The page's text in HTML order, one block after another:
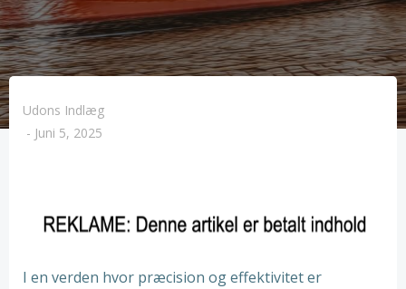
Udons Indlæg
- Juni 5, 2025
I en verden hvor præcision og effektivitet er